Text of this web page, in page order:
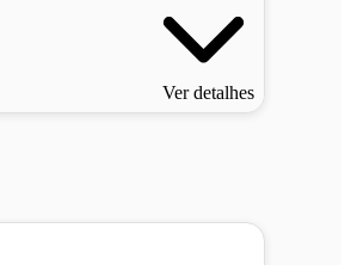
Ver detalhes